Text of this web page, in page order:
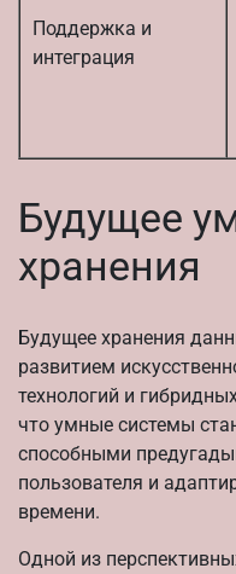
Поддержка и
интеграция
Будущее
хранения
Будущее хранения
развитием
технологий и
что умные системы
способными
пользователя и
времени.
Одной из